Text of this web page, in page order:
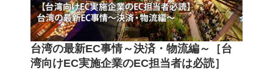
台湾の最新EC事情～決済・物流編～［台
湾向けEC実施企業のEC担当者は必読］